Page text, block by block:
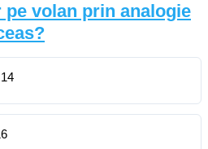
volan prin analogie